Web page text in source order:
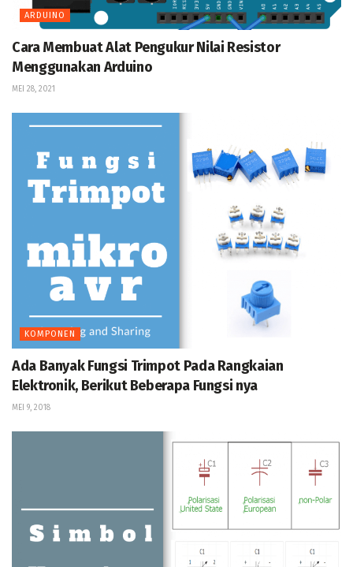
ARDUINO
Cara Membuat Alat Pengukur Nilai Resistor
Menggunakan Arduino
MEI 28, 2021
KOMPONEN
Ada Banyak Fungsi Trimpot Pada Rangkaian
Elektronik, Berikut Beberapa Fungsi nya
MEI 9, 2018